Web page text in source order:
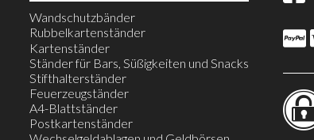
Wandschutzbänder
Rubbelkartenständer
Espositori da banco
Espositori da parete
Postazione Gratta e Vinci
Kartenständer
Ständer für Bars, Süßigkeiten und Snacks
Stifthalterständer
Feuerzeugständer
A4-Blattständer
Postkartenständer